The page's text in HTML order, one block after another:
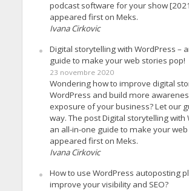
podcast software for your show
appeared first on Meks.
Ivana Cirkovic
Digital storytelling with WordPress –
guide to make your web stories pop!
23 novembre 2020
Wondering how to improve digital
WordPress and build more
exposure of your business? Let our
way. The post Digital storytelling with
an all-in-one guide to make your
appeared first on Meks.
Ivana Cirkovic
How to use WordPress autoposting
improve your visibility and SEO?